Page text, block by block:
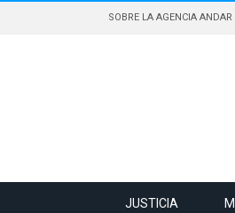
SOBRE LA AGENCIA ANDAR
JUSTICIA